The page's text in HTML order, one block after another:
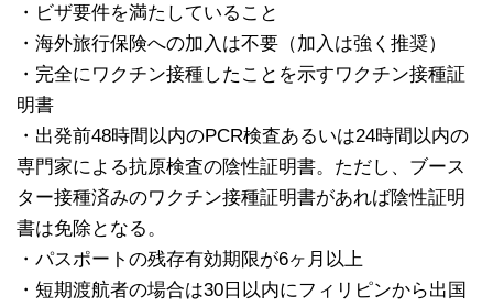
・ビザ要件を満たしていること
・海外旅行保険への加入は不要（加入は強く推奨）
・完全にワクチン接種したことを示すワクチン接種証
明書
・出発前48時間以内のPCR検査あるいは24時間以内の
専門家による抗原検査の陰性証明書。ただし、ブース
ター接種済みのワクチン接種証明書があれば陰性証明
書は免除となる。
・パスポートの残存有効期限が6ヶ月以上
・短期渡航者の場合は30日以内にフィリピンから出国